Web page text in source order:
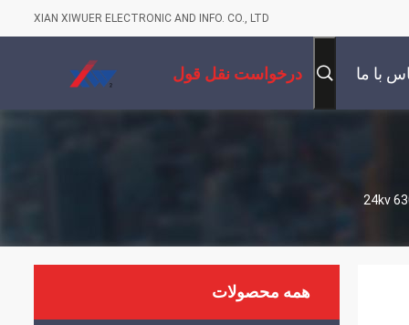
XIAN XIWUER ELECTRONIC AND INFO. CO., LTD
با ما درخواست نقل قول
همه محصولات